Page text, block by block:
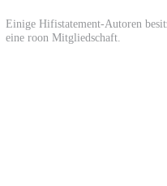
Einige Hifistatement-Autoren
eine roon Mitgliedschaft.